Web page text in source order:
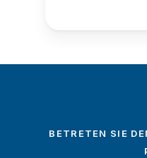
BETRETEN SIE